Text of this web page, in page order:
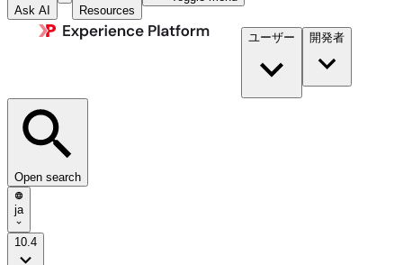
Ask AI Resources
ユーザー 開発者​
Open search
ja
10.4